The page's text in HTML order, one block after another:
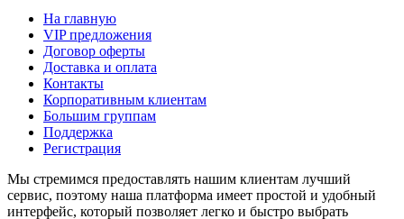
На главную
VIP предложения
Договор оферты
Доставка и оплата
Контакты
Корпоративным клиентам
Большим группам
Поддержка
Регистрация
Мы стремимся предоставлять нашим клиентам лучший
сервис, поэтому наша платформа имеет простой и удобный
интерфейс, который позволяет легко и быстро выбрать